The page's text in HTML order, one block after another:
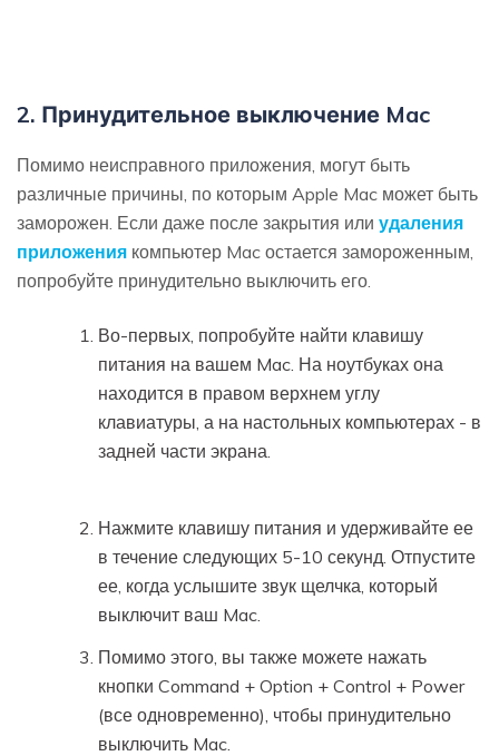
2. Принудительное выключение Mac
Помимо неисправного приложения, могут быть
различные причины, по которым Apple Mac может быть
заморожен. Если даже после закрытия или удаления
приложения компьютер Mac остается замороженным,
попробуйте принудительно выключить его.
Во-первых, попробуйте найти клавишу
питания на вашем Mac. На ноутбуках она
находится в правом верхнем углу
клавиатуры, а на настольных компьютерах - в
задней части экрана.
Нажмите клавишу питания и удерживайте ее
в течение следующих 5-10 секунд. Отпустите
ее, когда услышите звук щелчка, который
выключит ваш Mac.
Помимо этого, вы также можете нажать
кнопки Command + Option + Control + Power
(все одновременно), чтобы принудительно
выключить Mac.